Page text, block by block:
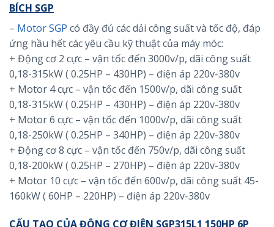
BÍCH SGP
– Motor SGP có đầy đủ các dải công suất và tốc độ, đáp
ứng hầu hết các yêu cầu kỹ thuật của máy móc:
+ Động cơ 2 cực – vận tốc đến 3000v/p, dãi công suất
0,18-315kW ( 0.25HP – 430HP) – điện áp 220v-380v
+ Motor 4 cực – vận tốc đến 1500v/p, dãi công suất
0,18-315kW ( 0.25HP – 430HP) – điện áp 220v-380v
+ Motor 6 cực – vận tốc đến 1000v/p, dãi công suất
0,18-250kW ( 0.25HP – 340HP) – điện áp 220v-380v
+ Động cơ 8 cực – vận tốc đến 750v/p, dãi công suất
0,18-200kW ( 0.25HP – 270HP) – điện áp 220v-380v
+ Motor 10 cực – vận tốc đến 600v/p, dãi công suất 45-
160kW ( 60HP – 220HP) – điện áp 220v-380v
CẤU TẠO CỦA ĐỘNG CƠ ĐIỆN SGP315L1 150HP 6P